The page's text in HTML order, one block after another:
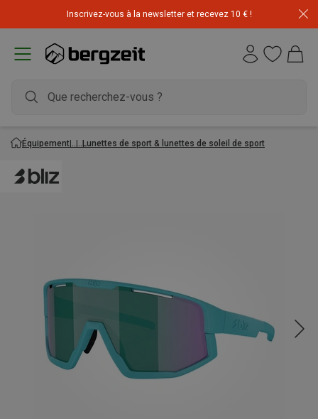
Inscrivez-vous à la newsletter et recevez 10 € !
Équipement Lunettes de sport & lunettes de soleil de sport